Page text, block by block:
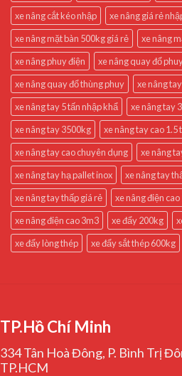
xe nâng cắt kéo nhập
xe nâng giá rẻ
xe nâng mặt bàn 500kg giá rẻ
xe nâng
xe nâng phuy điện
xe nâng quay đổ
xe nâng quay đổ thùng phuy
xe nâng
xe nâng tay 5 tấn nhập khẩ
xe nâng tay
xe nâng tay 3500kg
xe nâng tay cao 1.5
xe nâng tay cao chuyên dụng
xe nâng
xe nâng tay hạ pallet inox
xe nâng tay
xe nâng tay thấp giá rẻ
xe nâng điện
xe nâng điện cao 3m3
xe đẩy 200kg
xe đẩy lòng thép
xe đẩy sắt thép 600kg
TP.Hồ Chí Minh
334 Tân Hoà Đông, P. Bình Trị
TP.HCM